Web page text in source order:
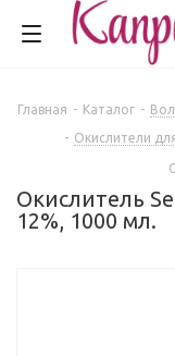
Главная - Каталог -
- Окислители
Окислитель
12%, 1000 мл.